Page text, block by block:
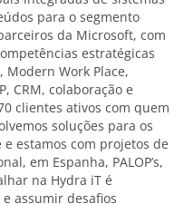
para o segmento
da Microsoft, com
estratégicas
Modern Work Place,
CRM, colaboração e
clientes ativos com quem
soluções para os
estamos com projetos de
em Espanha, PALOP’s,
na Hydra iT é
assumir desafios